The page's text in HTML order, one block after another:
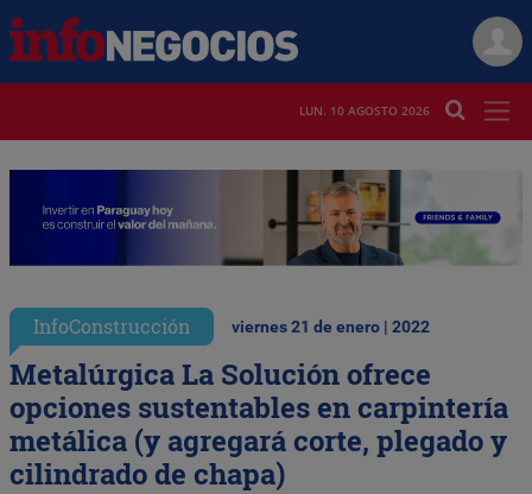
LUN. 10 AGOSTO 2026
InfoConstrucción viernes 21 de enero | 2022
Metalúrgica La Solución ofrece
opciones sustentables en carpintería
metálica (y agregará corte, plegado y
cilindrado de chapa)